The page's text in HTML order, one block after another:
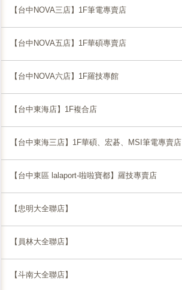
【台中NOVA三店】1F筆電專賣店
【台中NOVA五店】1F華碩專賣店
【台中NOVA六店】1F羅技專館
【台中東海店】1F複合店
【台中東海三店】1F華碩、宏碁、MSI筆電專賣店
【台中東區 lalaport-啦啦寶都】羅技專賣店
【忠明大全聯店】
【員林大全聯店】
【斗南大全聯店】